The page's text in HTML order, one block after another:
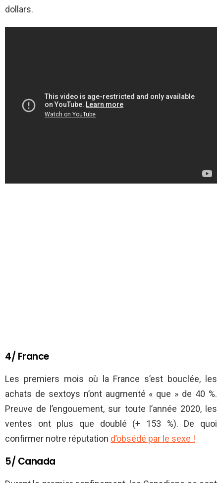
dollars.
4/ France
Les premiers mois où la France s’est bouclée, les
achats de sextoys n’ont augmenté « que » de 40 %.
Preuve de l’engouement, sur toute l’année 2020, les
ventes ont plus que doublé (+ 153 %). De quoi
confirmer notre réputation d’obsédé par le sexe !
5/ Canada